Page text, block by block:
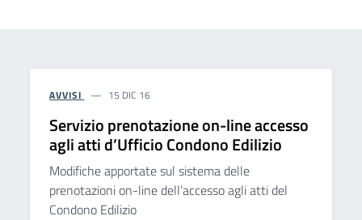
AVVISI 15 DIC 16
Servizio prenotazione on-line accesso
agli atti d’Ufficio Condono Edilizio
Modifiche apportate sul sistema delle
prenotazioni on-line dell’accesso agli atti del
Condono Edilizio